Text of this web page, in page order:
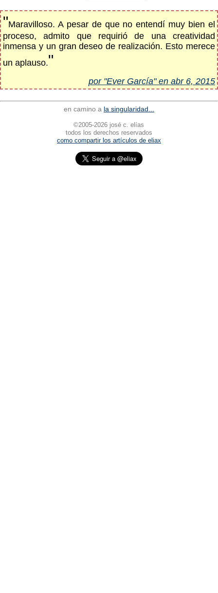
"Maravilloso. A pesar de que no entendí muy bien el
proceso, admito que requirió de una creatividad
inmensa y un gran deseo de realización. Esto merece
un aplauso."
por "Ever García" en abr 6, 2015
en camino a la singularidad...
©2005-2026 josé c. elías
todos los derechos reservados
como compartir los artículos de eliax